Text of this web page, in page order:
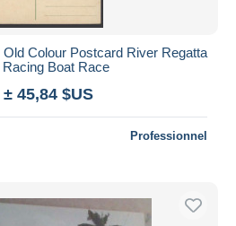
Colour Postcard River Regatta
Boat Race
± 45,84 $US
Professionnel